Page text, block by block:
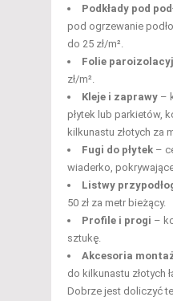
Podkłady pod
pod ogrzewanie
do 25 zł/m².
Folie
zł/m².
Kleje i zaprawy –
płytek lub parkietów,
kilkunastu złotych za
Fugi do płytek –
wiaderko,
Listwy
50 zł za metr bieżący.
Profile i progi –
sztukę.
Akcesoria
do kilkunastu złotych
Dobrze jest doliczyć